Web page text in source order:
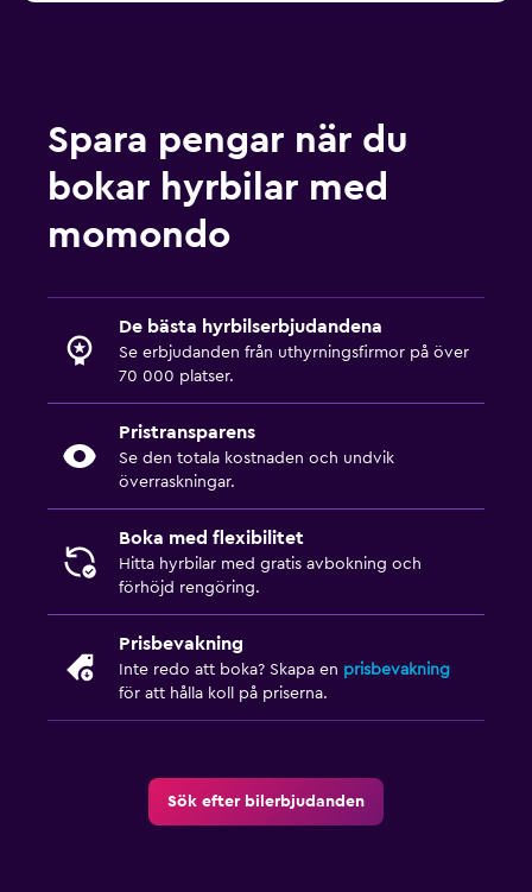
Spara pengar när du
bokar hyrbilar med
momondo
De bästa hyrbilserbjudandena
Se erbjudanden från uthyrningsfirmor på över
70 000 platser.
Pristransparens
Se den totala kostnaden och undvik
överraskningar.
Boka med flexibilitet
Hitta hyrbilar med gratis avbokning och
förhöjd rengöring.
Prisbevakning
Inte redo att boka? Skapa en prisbevakning
för att hålla koll på priserna.
Sök efter bilerbjudanden